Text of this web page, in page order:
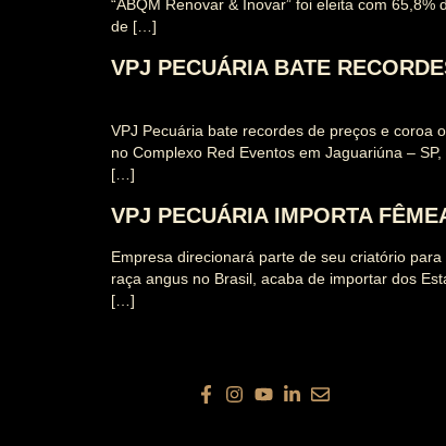
“ABQM Renovar & Inovar” foi eleita com
de […]
VPJ PECUÁRIA BATE
VPJ Pecuária bate recordes de preços e coroa
no Complexo Red Eventos em Jaguariúna –
[…]
VPJ PECUÁRIA IMPORTA
Empresa direcionará parte de seu criatório
raça angus no Brasil, acaba de importar dos
[…]